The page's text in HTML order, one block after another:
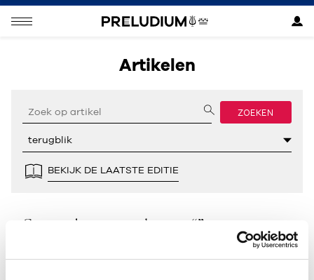
Artikelen
ZOEKEN
BEKIJK DE LAATSTE EDITIE
Geen resultaten gevonden voor “”.